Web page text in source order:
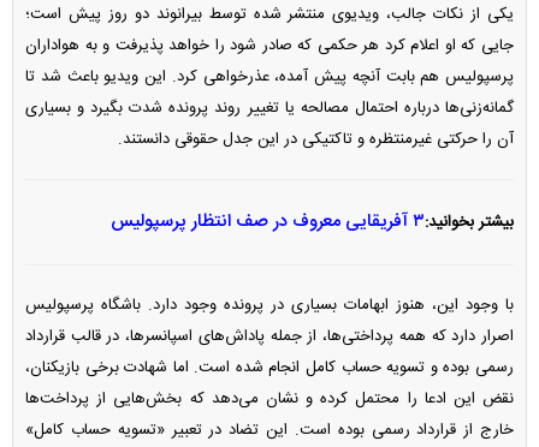
یکی از نکات جالب، ویدیوی منتشر شده توسط بیرانوند دو روز پیش است؛
جایی که او اعلام کرد هر حکمی که صادر شود را خواهد پذیرفت و به هواداران
پرسپولیس هم بابت آنچه پیش آمده، عذرخواهی کرد. این ویدیو باعث شد تا
گمانه‌زنی‌ها درباره احتمال مصالحه یا تغییر روند پرونده شدت بگیرد و بسیاری
آن را حرکتی غیرمنتظره و تاکتیکی در این جدل حقوقی دانستند.
بیشتر بخوانید:۳ آفریقایی معروف در صف انتظار پرسپولیس
با وجود این، هنوز ابهامات بسیاری در پرونده وجود دارد. باشگاه پرسپولیس
اصرار دارد که همه پرداختی‌ها، از جمله پاداش‌های اسپانسرها، در قالب قرارداد
رسمی بوده و تسویه حساب کامل انجام شده است. اما شهادت برخی بازیکنان،
نقض این ادعا را محتمل کرده و نشان می‌دهد که بخش‌هایی از پرداخت‌ها
خارج از قرارداد رسمی بوده است. این تضاد در تعبیر «تسویه حساب کامل»